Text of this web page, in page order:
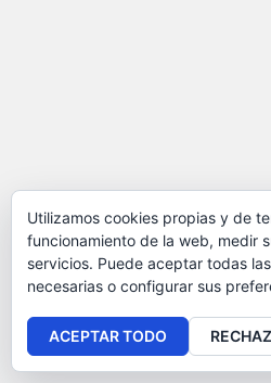
Utilizamos cookies propias y de
funcionamiento de la web, medir
servicios. Puede aceptar todas
necesarias o configurar sus
ACEPTAR TODO